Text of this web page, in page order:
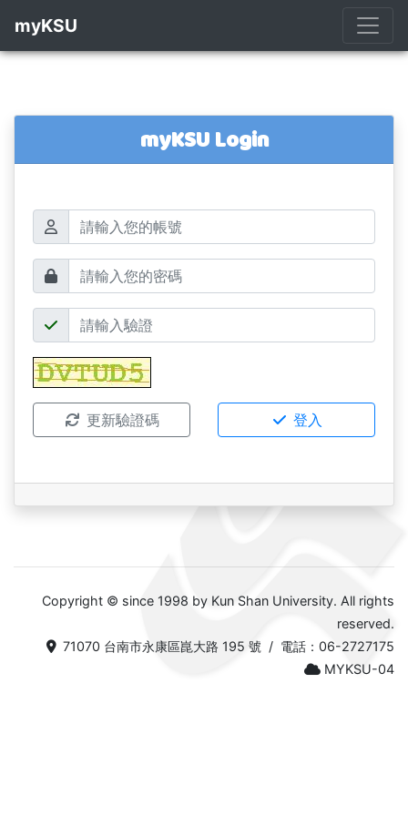
myKSU
myKSU Login
帳號
密碼
驗證碼
更新驗證碼 登入
Copyright © since 1998 by Kun Shan University. All rights
reserved.
71070 台南市永康區崑大路 195 號 / 電話：06-2727175
MYKSU-04